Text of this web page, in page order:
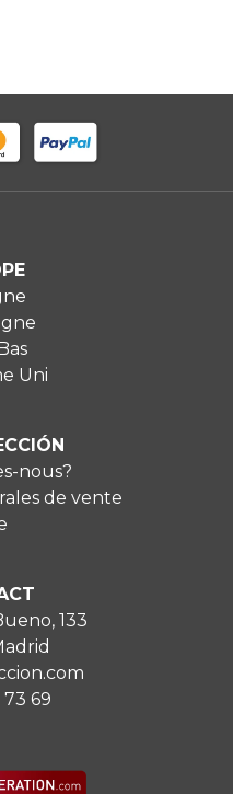
Uni
nous?
de vente
133
69